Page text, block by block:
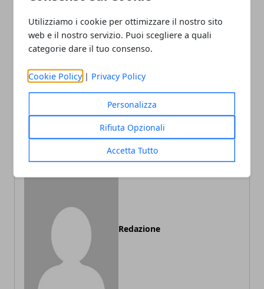
Utilizziamo i cookie per ottimizzare il nostro sito
web e il nostro servizio. Puoi scegliere a quali
categorie dare il tuo consenso.
Cookie Policy | Privacy Policy
Personalizza
Rifiuta Opzionali
Accetta Tutto
Facebook
TwitterWhatsapp
Articolo Precedente
Tassi usurai: come
riconoscerli e come evitarli
nel 2021
Articolo Successivo
Torres e Porto Vecchio
Redazione